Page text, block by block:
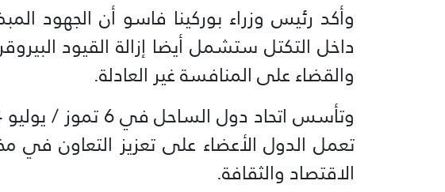
وأكد رئيس وزراء بوركينا فاسو أن الجهود
داخل التكتل ستشمل أيضا إزالة القيود
والقضاء على المنافسة غير العادلة.
تعمل الدول الأعضاء على تعزيز التعاون في
الاقتصاد والثقافة.